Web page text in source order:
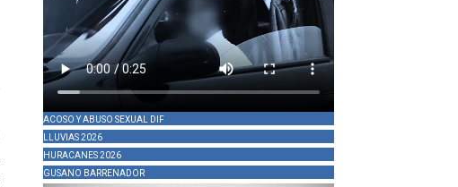
ACOSO Y ABUSO SEXUAL DIF
LLUVIAS 2026
HURACANES 2026
GUSANO BARRENADOR